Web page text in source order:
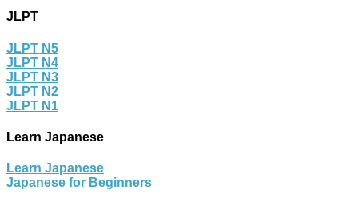
JLPT
JLPT N5
JLPT N4
JLPT N3
JLPT N2
JLPT N1
Learn Japanese
Learn Japanese
Japanese for Beginners